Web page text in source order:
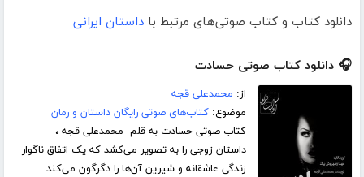
دانلود کتاب و کتاب صوتی‌های مرتبط با داستان ایرانی
🎧 دانلود کتاب صوتی حسادت
از: محمدعلی قجه
موضوع:کتاب‌های صوتی رایگان داستان و رمان
کتاب صوتی حسادت به قلم محمدعلی قجه ،
داستان زوجی را به تصویر می‌کشد که یک اتفاق ناگوار
زندگی عاشقانه و شیرین آن‌ها را دگرگون می‌کند.